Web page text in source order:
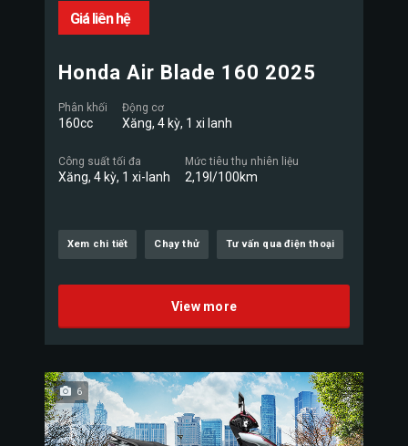
Giá liên hệ
Honda Air Blade 160 2025
Phân khối
160cc
Động cơ
Xăng, 4 kỳ, 1 xi lanh
Công suất tối đa
Xăng, 4 kỳ, 1 xi-lanh
Mức tiêu thụ nhiên liệu
2,19l/100km
Xem chi tiết Chạy thử Tư vấn qua điện thoại
View more
6